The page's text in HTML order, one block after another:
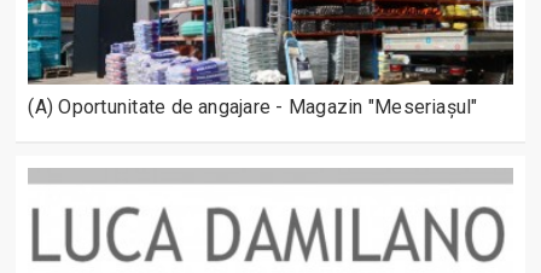
(A) Oportunitate de angajare - Magazin "Meseriașul"